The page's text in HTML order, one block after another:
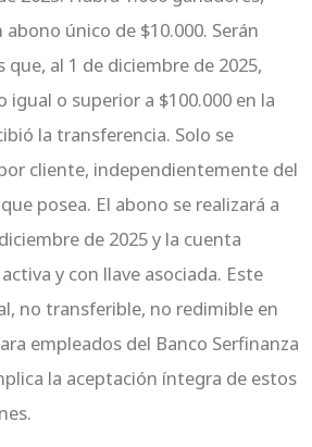
único de $10.000. Serán
al 1 de diciembre de 2025,
o superior a $100.000 en la
la transferencia. Solo se
cliente, independientemente del
posea. El abono se realizará a
de 2025 y la cuenta
y con llave asociada. Este
no transferible, no redimible en
empleados del Banco Serfinanza
la aceptación íntegra de estos